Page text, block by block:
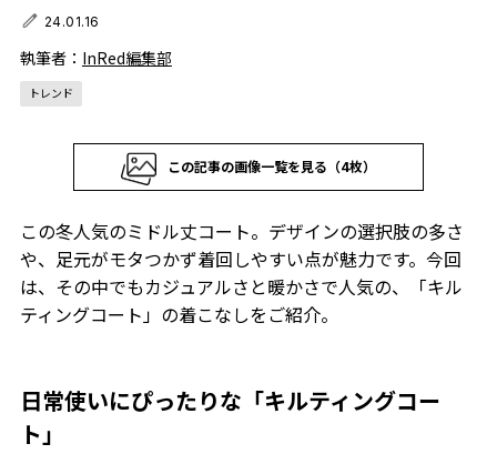
24.01.16
執筆者： InRed編集部
トレンド
この記事の画像一覧を見る（4枚）
この冬人気のミドル丈コート。デザインの選択肢の多さ
や、足元がモタつかず着回しやすい点が魅力です。今回
は、その中でもカジュアルさと暖かさで人気の、「キル
ティングコート」の着こなしをご紹介。
日常使いにぴったりな「キルティングコー
ト」